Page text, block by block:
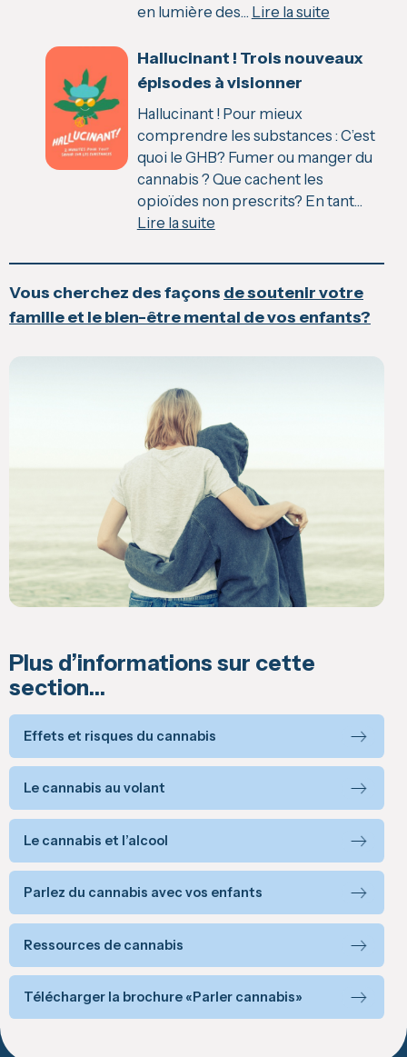
en lumière des… Lire la suite:
!
des
effets
substances
Hallucinant ! Trois nouveaux
épisodes à visionner
Hallucinant ! Pour mieux
comprendre les substances : C’est
quoi le GHB? Fumer ou manger du
cannabis ? Que cachent les
opioïdes non prescrits? En tant…
Lire la suite:
!
Trois
nouveaux
à
Vous cherchez des façons de soutenir votre
famille et le bien-être mental de vos enfants?
Plus d’informations sur cette
section…
Effets et risques du cannabis
Le cannabis au volant
Le cannabis et l’alcool
Parlez du cannabis avec vos enfants
Ressources de cannabis
Télécharger la brochure «Parler cannabis»